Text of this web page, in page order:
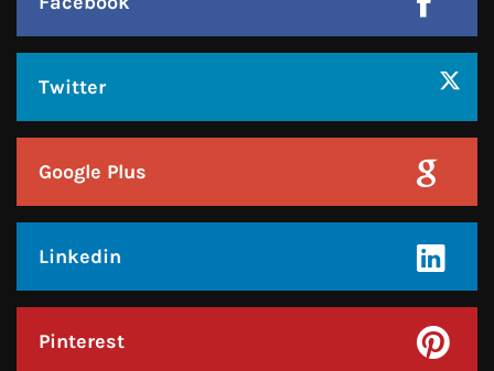
Linkedin
Pinterest
Instagram